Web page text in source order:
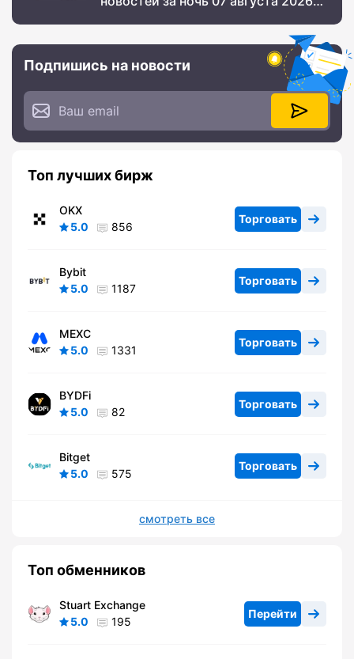
Подпишись на новости
Топ лучших бирж
OKX
5.0
856
Торговать
Bybit
5.0
1187
Торговать
MEXC
5.0
1331
Торговать
BYDFi
5.0
82
Торговать
Bitget
5.0
575
Торговать
смотреть все
Топ обменников
Stuart Exchange
5.0
195
Перейти